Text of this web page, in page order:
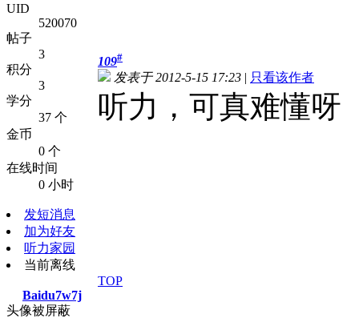
UID
520070
帖子
3
积分
3
学分
37 个
金币
0 个
在线时间
0 小时
发短消息
加为好友
听力家园
当前离线
109#
发表于 2012-5-15 17:23 | 只看该作者
听力，可真难懂呀
TOP
Baidu7w7j
头像被屏蔽